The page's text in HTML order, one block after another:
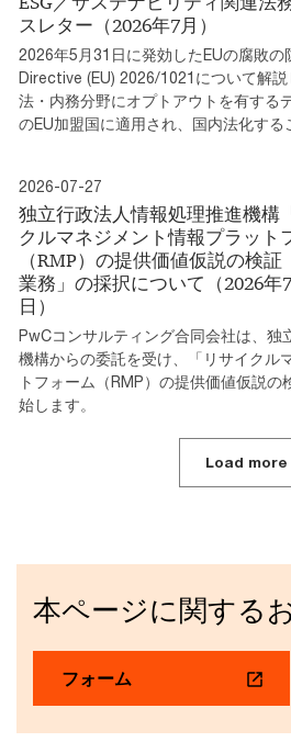
スレター（2026年7月）
2026年5月31日に発効したEUの腐敗の
Directive (EU) 2026/1021について解
法・内務分野にオプトアウトを有する
のEU加盟国に適用され、国内法化する
2026-07-27
独立行政法人情報処理推進機構
クルマネジメント情報プラット
（RMP）の提供価値仮説の検証
業務」の採択について（2026年
日）
PwCコンサルティング合同会社は、独
機構からの委託を受け、「リサイクル
トフォーム（RMP）の提供価値仮説
始します。
Load more
本ページに関する
フォーム